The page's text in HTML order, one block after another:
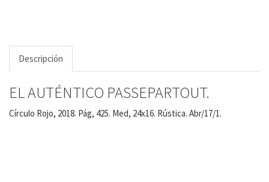
Descripción
EL AUTÉNTICO PASSEPARTOUT.
Círculo Rojo, 2018. Pág, 425. Med, 24x16. Rústica. Abr/17/1.